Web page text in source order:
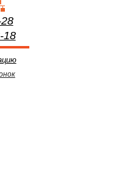
18